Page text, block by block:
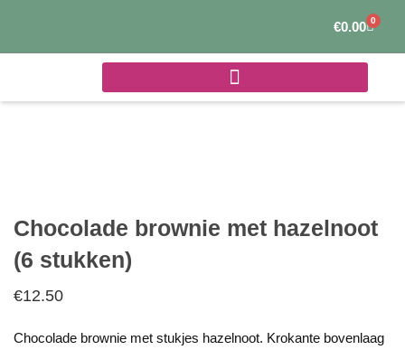
de
€0.00 0
Chocolade brownie met hazelnoot
(6 stukken)
€12.50
Chocolade brownie met stukjes hazelnoot. Krokante bovenlaag